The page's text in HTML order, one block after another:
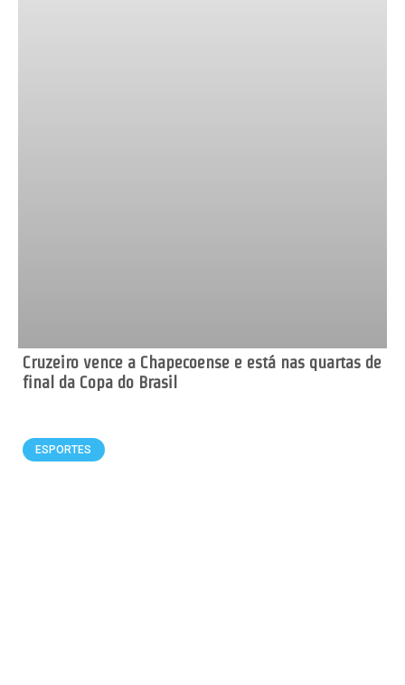
Cruzeiro vence a Chapecoense e está nas quartas de
final da Copa do Brasil
ESPORTES